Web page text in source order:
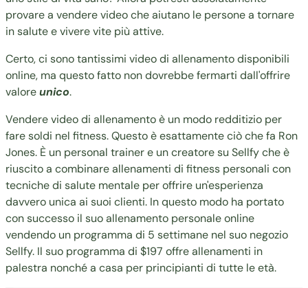
provare a vendere video che aiutano le persone a tornare
in salute e vivere vite più attive.
Certo, ci sono tantissimi video di allenamento disponibili
online, ma questo fatto non dovrebbe fermarti dall'offrire
valoreunico.
Vendere video di allenamento è un modo redditizio per
fare soldi nel fitness. Questo è esattamente ciò che fa Ron
Jones. È un personal trainer e un creatore su Sellfy che è
riuscito a combinare allenamenti di fitness personali con
tecniche di salute mentale per offrire un'esperienza
davvero unica ai suoi clienti. In questo modo ha portato
con successo il suo allenamento personale online
vendendo un programma di 5 settimane nel suo negozio
Sellfy. Il suo programma di $197 offre allenamenti in
palestra nonché a casa per principianti di tutte le età.